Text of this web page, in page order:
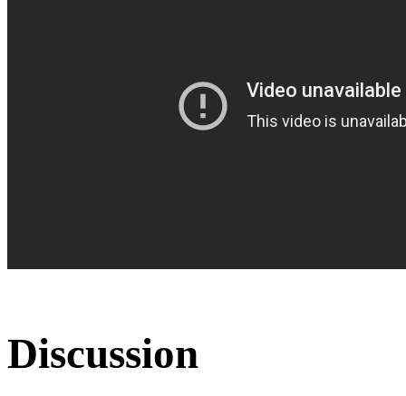
Discussion